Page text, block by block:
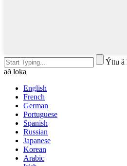
Ýttu á
að loka
English
French
German
Portuguese
Spanish
Russian
Japanese
Korean
Arabic